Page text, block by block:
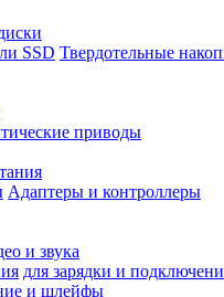
Твердотельные
приводы
Адаптеры и контроллеры
и звука
для зарядки и
и шлейфы